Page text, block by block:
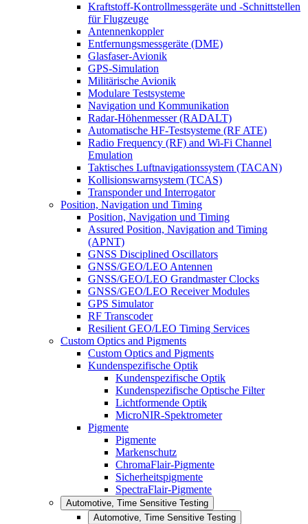
Kraftstoff-Kontrollmessgeräte und -Schnittstellen
für Flugzeuge
Antennenkoppler
Entfernungsmessgeräte (DME)
Glasfaser-Avionik
GPS-Simulation
Militärische Avionik
Modulare Testsysteme
Navigation und Kommunikation
Radar-Höhenmesser (RADALT)
Automatische HF-Testsysteme (RF ATE)
Radio Frequency (RF) and Wi-Fi Channel
Emulation
Taktisches Luftnavigationssystem (TACAN)
Kollisionswarnsystem (TCAS)
Transponder und Interrogator
Position, Navigation und Timing
Position, Navigation und Timing
Assured Position, Navigation and Timing
(APNT)
GNSS Disciplined Oscillators
GNSS/GEO/LEO Antennen
GNSS/GEO/LEO Grandmaster Clocks
GNSS/GEO/LEO Receiver Modules
GPS Simulator
RF Transcoder
Resilient GEO/LEO Timing Services
Custom Optics and Pigments
Custom Optics and Pigments
Kundenspezifische Optik
Kundenspezifische Optik
Kundenspezifische Optische Filter
Lichtformende Optik
MicroNIR-Spektrometer
Pigmente
Pigmente
Markenschutz
ChromaFlair-Pigmente
Sicherheitspigmente
SpectraFlair-Pigmente
Automotive, Time Sensitive Testing
Automotive, Time Sensitive Testing